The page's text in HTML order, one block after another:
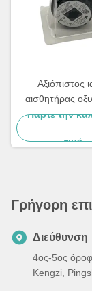
Αξιόπιστος
αισθητήρας
Datex το
Πάρτε την
τιμή
Γρήγορη
Διεύθυνση
4ος-5ος
Kengzi,